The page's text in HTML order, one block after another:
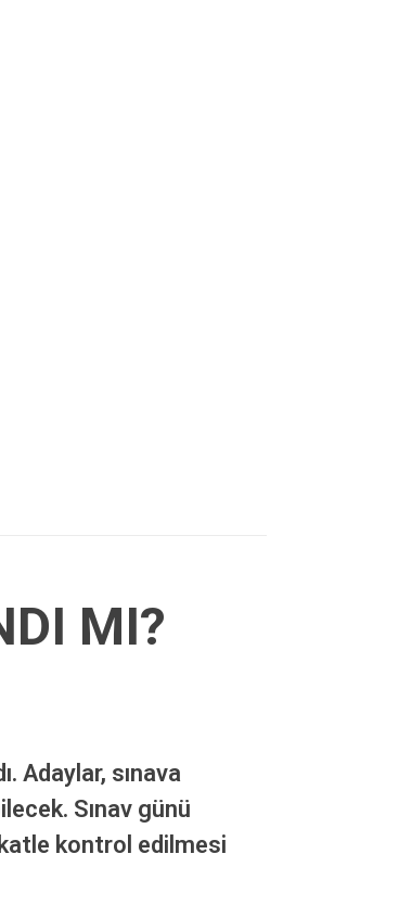
MI?
Adaylar, sınava
Sınav günü
kontrol edilmesi